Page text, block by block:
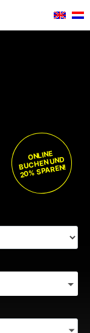
ONLINE
BUCHEN UND
20% SPAREN!